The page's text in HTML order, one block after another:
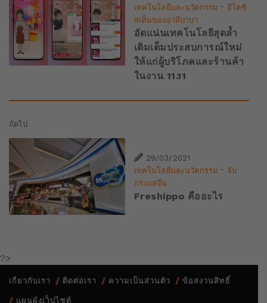
เทคโนโลยีและนวัตกรรม · อีโคซิ
สเท็มของอาลีบาบา
อัดแน่นเทคโนโลยีสุดล้ำ
เติมเต็มประสบการณ์ใหม่
ให้แก่ผู้บริโภคและร้านค้า
ในงาน 11.11
ถัดไป
29/03/2021
เทคโนโลยีและนวัตกรรม · จับ
กระแสจีน
Freshippo คืออะไร
?>
เกี่ยวกับเรา ติดต่อเรา ความเป็นส่วนตัว ข้อสงวนสิทธิ์
แผนผังเว็ปไซต์